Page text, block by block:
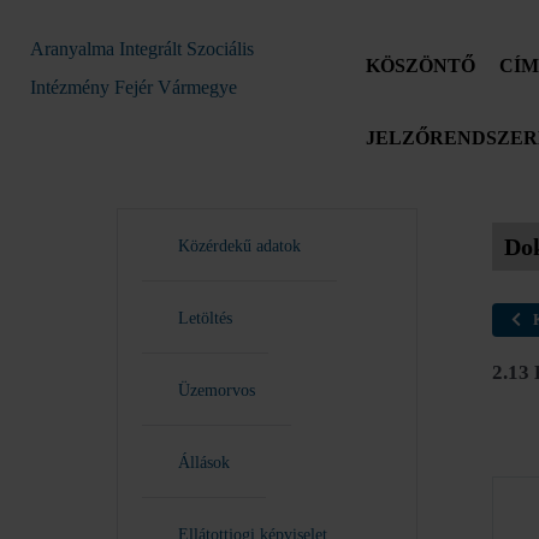
Aranyalma Integrált Szociális
Intézmény Fejér Vármegye
KÖSZÖNTŐ
Közérdekű adatok
Letöltés
Üzemorvos
Állások
Ellátottjogi képviselet
2.13